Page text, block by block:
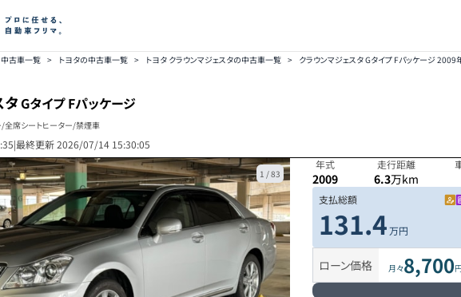
中古車一覧 > トヨタの中古車一覧 > トヨタ クラウンマジェスタの中古車一覧 > クラウンマジェスタ Gタイプ Fパッケージ
タGタイプ Fパッケージ
全席シートヒーター/禁煙車
|最終更新2026/07/14 15:30:05
1 /83
年式
2009
走行距離
6.3万km
支払総額
131.4万円
ローン価格 月々8,700